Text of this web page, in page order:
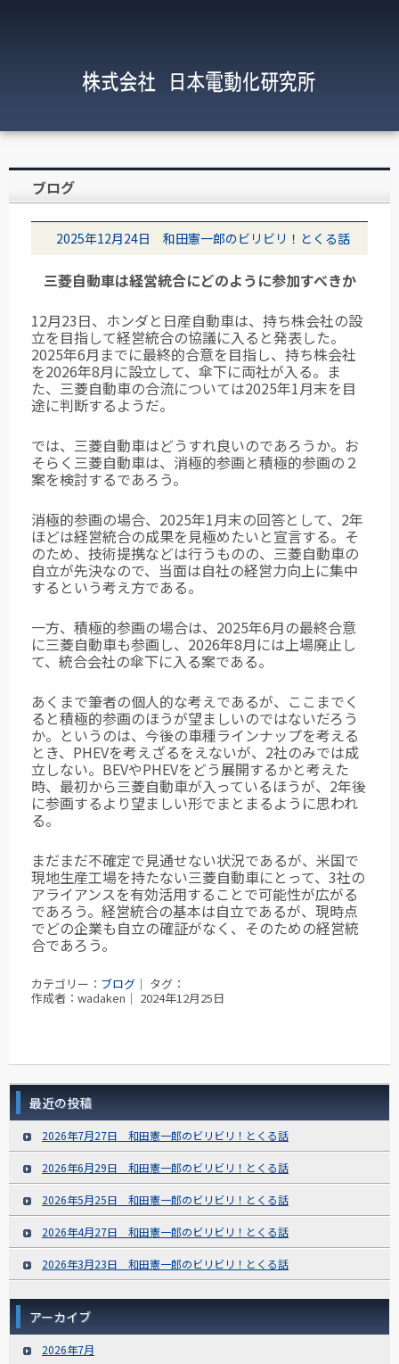
ブログ
2025年12月24日 和田憲一郎のビリビリ！とくる話
三菱自動車は経営統合にどのように参加すべきか
12月23日、ホンダと日産自動車は、持ち株会社の設
立を目指して経営統合の協議に入ると発表した。
2025年6月までに最終的合意を目指し、持ち株会社
を2026年8月に設立して、傘下に両社が入る。ま
た、三菱自動車の合流については2025年1月末を目
途に判断するようだ。
では、三菱自動車はどうすれ良いのであろうか。お
そらく三菱自動車は、消極的参画と積極的参画の２
案を検討するであろう。
消極的参画の場合、2025年1月末の回答として、2年
ほどは経営統合の成果を見極めたいと宣言する。そ
のため、技術提携などは行うものの、三菱自動車の
自立が先決なので、当面は自社の経営力向上に集中
するという考え方である。
一方、積極的参画の場合は、2025年6月の最終合意
に三菱自動車も参画し、2026年8月には上場廃止し
て、統合会社の傘下に入る案である。
あくまで筆者の個人的な考えであるが、ここまでく
ると積極的参画のほうが望ましいのではないだろう
か。というのは、今後の車種ラインナップを考える
とき、PHEVを考えざるをえないが、2社のみでは成
立しない。BEVやPHEVをどう展開するかと考えた
時、最初から三菱自動車が入っているほうが、2年後
に参画するより望ましい形でまとまるように思われ
る。
まだまだ不確定で見通せない状況であるが、米国で
現地生産工場を持たない三菱自動車にとって、3社の
アライアンスを有効活用することで可能性が広がる
であろう。経営統合の基本は自立であるが、現時点
でどの企業も自立の確証がなく、そのための経営統
合であろう。
カテゴリー： ブログ ｜ タグ：
作成者：wadaken｜ 2024年12月25日
最近の投稿
2026年7月27日 和田憲一郎のビリビリ！とくる話
2026年6月29日 和田憲一郎のビリビリ！とくる話
2026年5月25日 和田憲一郎のビリビリ！とくる話
2026年4月27日 和田憲一郎のビリビリ！とくる話
2026年3月23日 和田憲一郎のビリビリ！とくる話
アーカイブ
2026年7月